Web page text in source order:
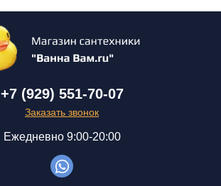
+7 (929) 551-70-07
Заказать звонок
Ежедневно 9:00-20:00